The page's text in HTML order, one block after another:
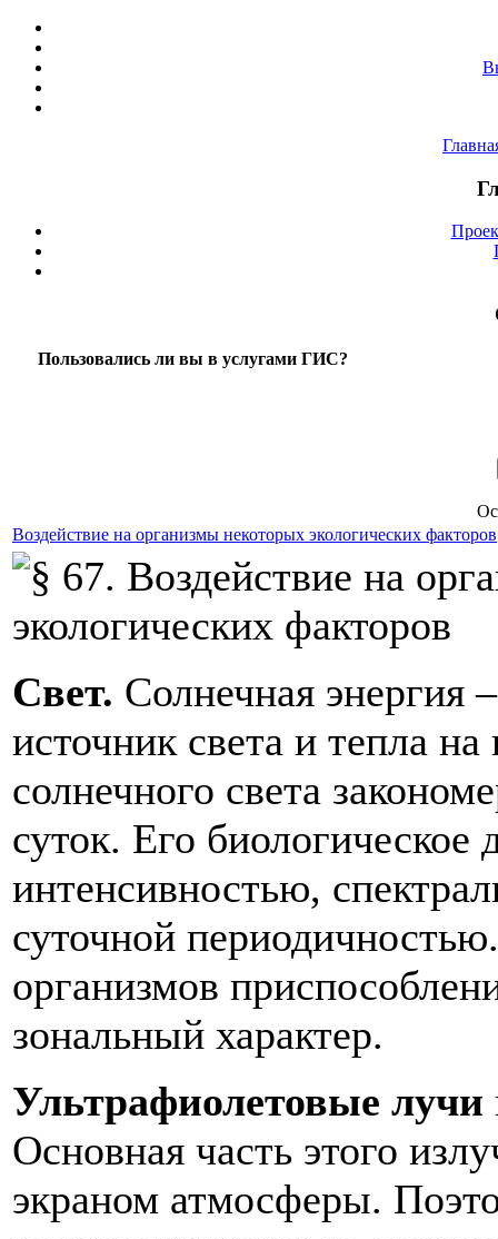
Пользовались ли вы в услугами ГИС?
Воздействие на организмы некоторых экологических факторов
Свет. Солнечная энергия
источник света и тепла
солнечного света
суток. Его биологическое
интенсивностью,
суточной
организмов
зональный характер.
Ультрафиолетовые лучи
Основная часть этого
экраном атмосферы.